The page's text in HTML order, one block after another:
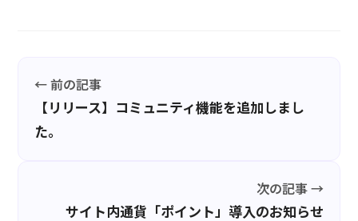
← 前の記事
【リリース】コミュニティ機能を追加しまし
た。
次の記事 →
サイト内通貨「ポイント」導入のお知らせ